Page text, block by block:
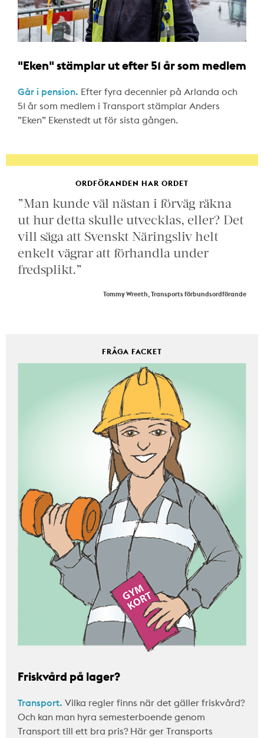
"Eken" stämplar ut efter 51 år som medlem
Går i pension. Efter fyra decennier på Arlanda och
51 år som medlem i Transport stämplar Anders
”Eken” Ekenstedt ut för sista gången.
ORDFÖRANDEN HAR ORDET
”Man kunde väl nästan i förväg räkna
ut hur detta skulle utvecklas, eller? Det
vill säga att Svenskt Näringsliv helt
enkelt vägrar att förhandla under
fredsplikt.”
Tommy Wreeth, Transports förbundsordförande
FRÅGA FACKET
Friskvård på lager?
Transport. Vilka regler finns när det gäller friskvård?
Och kan man hyra semesterboende genom
Transport till ett bra pris? Här ger Transports